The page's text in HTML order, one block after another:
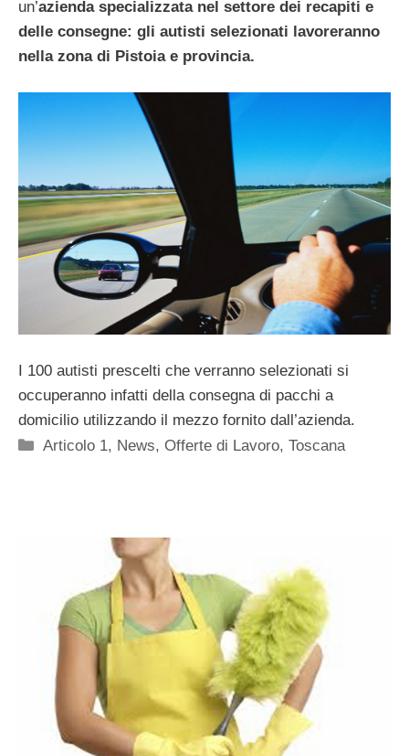
un’azienda specializzata nel settore dei recapiti e
delle consegne: gli autisti selezionati lavoreranno
nella zona di Pistoia e provincia.
I 100 autisti prescelti che verranno selezionati si
occuperanno infatti della consegna di pacchi a
domicilio utilizzando il mezzo fornito dall’azienda.
Categorie
Articolo 1, News,Offerte di Lavoro,Toscana